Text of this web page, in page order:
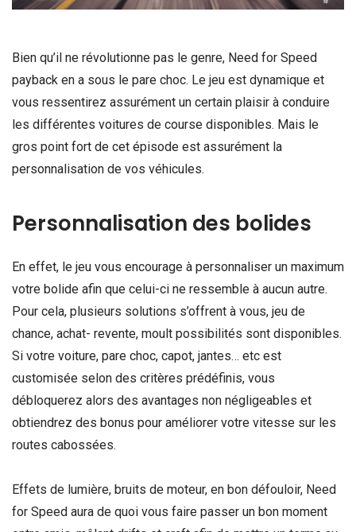
Bien qu’il ne révolutionne pas le genre, Need for Speed
payback en a sous le pare choc. Le jeu est dynamique et
vous ressentirez assurément un certain plaisir à conduire
les différentes voitures de course disponibles. Mais le
gros point fort de cet épisode est assurément la
personnalisation de vos véhicules.
Personnalisation des bolides
En effet, le jeu vous encourage à personnaliser un maximum
votre bolide afin que celui-ci ne ressemble à aucun autre.
Pour cela, plusieurs solutions s’offrent à vous, jeu de
chance, achat- revente, moult possibilités sont disponibles.
Si votre voiture, pare choc, capot, jantes… etc est
customisée selon des critères prédéfinis, vous
débloquerez alors des avantages non négligeables et
obtiendrez des bonus pour améliorer votre vitesse sur les
routes cabossées.
Effets de lumière, bruits de moteur, en bon défouloir, Need
for Speed aura de quoi vous faire passer un bon moment